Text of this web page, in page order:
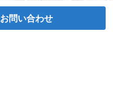
お問い合わせ